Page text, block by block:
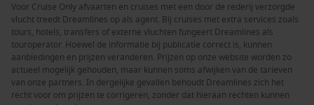
Voor Cruise Only afvaarten en cruises met een door de rederij verzorgde
vlucht treedt Dreamlines op als agent. Bij cruises met extra services zoals
tours, hotels, transfers of externe vluchten fungeert Dreamlines als
touroperator. Hoewel de informatie bij publicatie correct is, kunnen
aanbiedingen en prijzen veranderen. Prijzen op onze website worden zo
actueel mogelijk gehouden, maar kunnen soms afwijken van de tarieven
van onze partners. In dergelijke gevallen behoudt Dreamlines zich het
recht voor om prijzen te corrigeren, zonder dat hieraan rechten kunnen